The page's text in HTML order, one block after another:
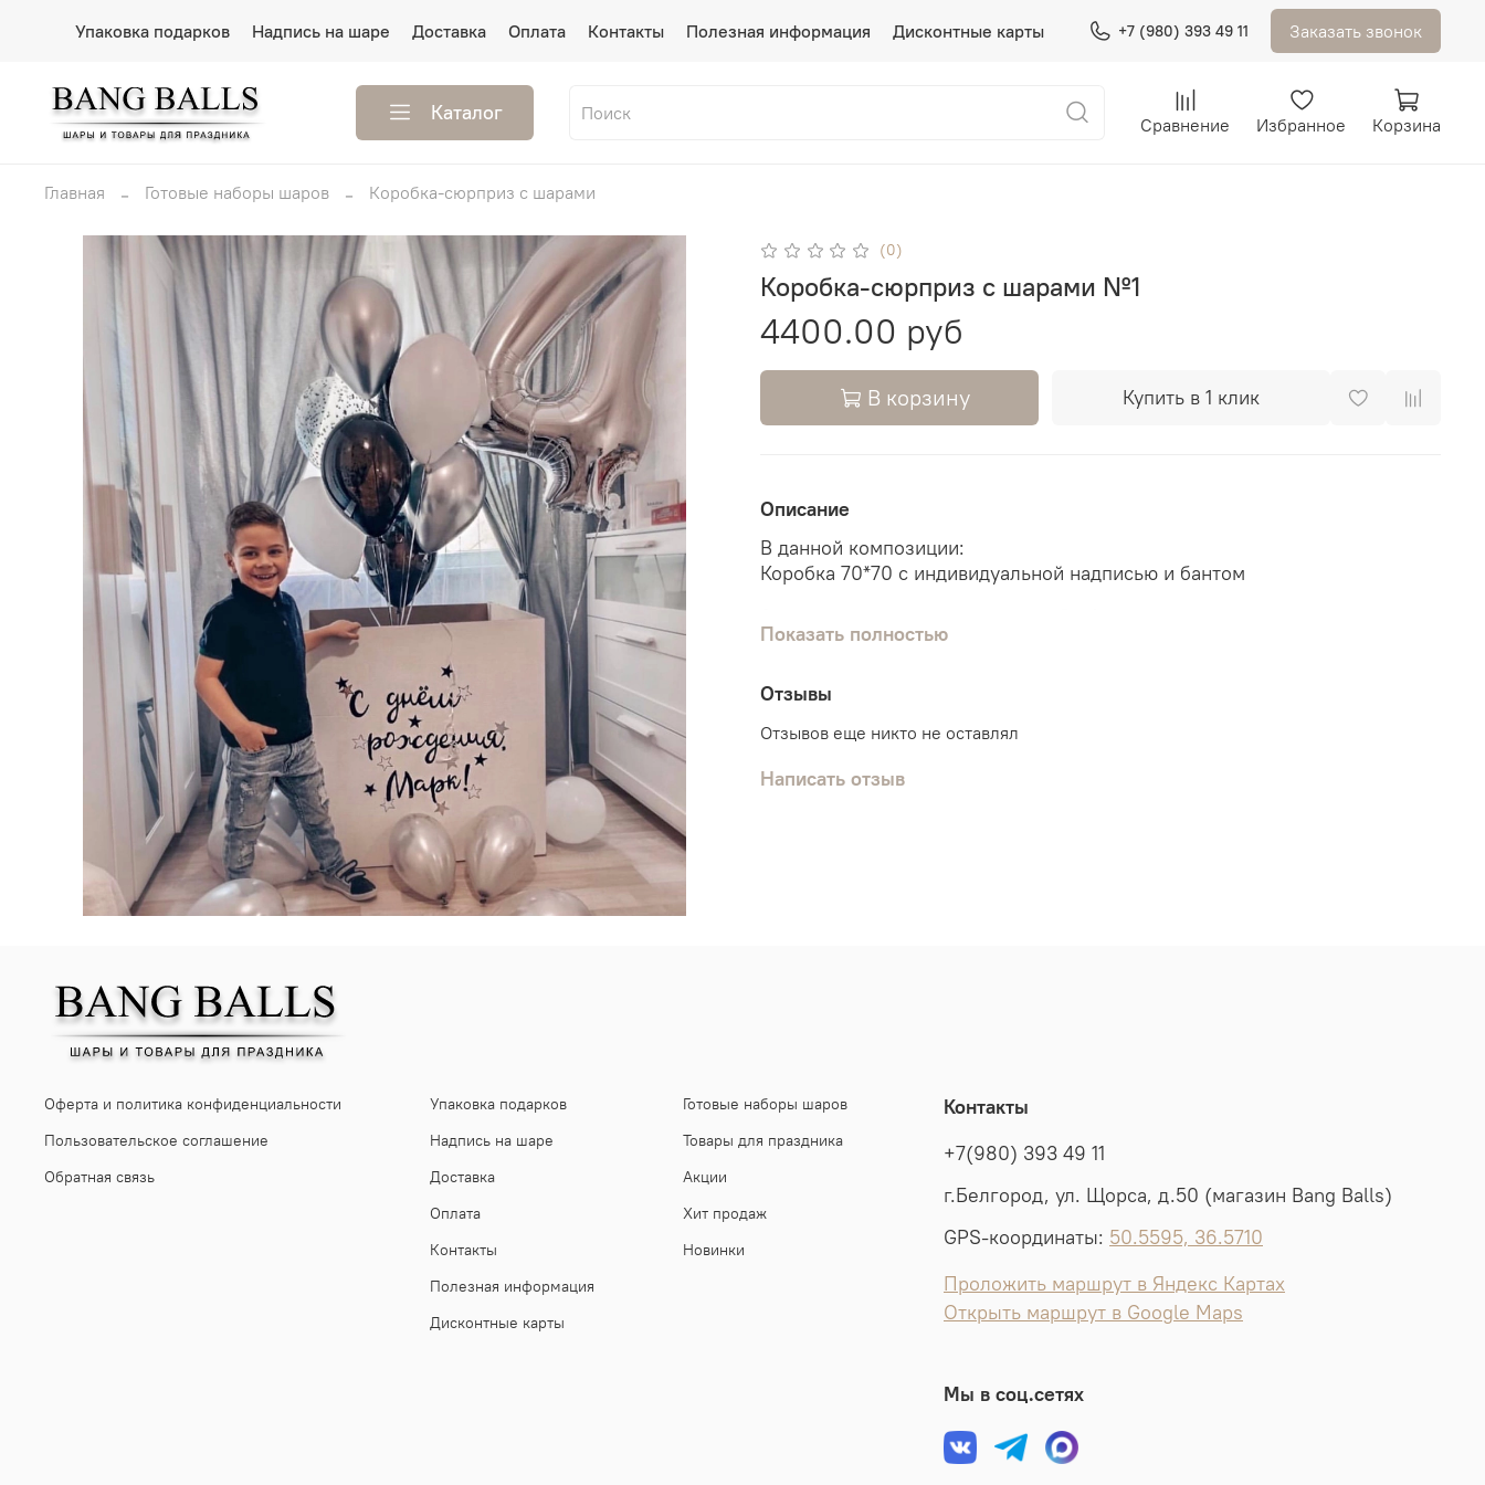
Упаковка подарков Надпись на шаре Доставка Оплата Контакты Полезная информация Дисконтные карты +7 (980) 393 49 11 Заказать звонок
Каталог Сравнение Избранное Корзина
Главная Готовые наборы шаров Коробка-сюрприз с шарами
(0)
Коробка-сюрприз с шарами №1
4400.00 руб
В корзину Купить в 1 клик
Описание
В данной композиции:
Коробка 70*70 с индивидуальной надписью и бантом
5 обычных шариков
2 шарика хром серебро
1 шарик с конфетти
Показать полностью
Отзывы
Отзывов еще никто не оставлял
Написать отзыв
Оферта и политика конфиденциальности
Пользовательское соглашение
Обратная связь
Упаковка подарков
Надпись на шаре
Доставка
Оплата
Контакты
Полезная информация
Дисконтные карты
Готовые наборы шаров
Товары для праздника
Акции
Хит продаж
Новинки
Контакты
+7(980) 393 49 11
г.Белгород, ул. Щорса, д.50 (магазин Bang Balls)
GPS-координаты: 50.5595, 36.5710
Проложить маршрут в Яндекс Картах
Открыть маршрут в Google Maps
Мы в соц.сетях